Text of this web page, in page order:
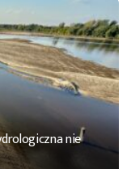
nie